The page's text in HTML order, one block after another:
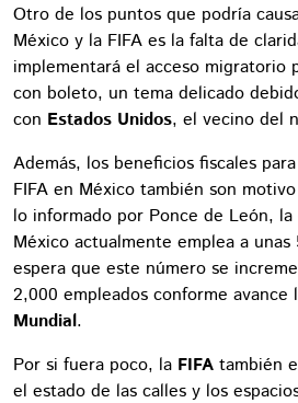
Otro de los puntos que podría
México y la FIFA es la falta de
implementará el acceso migratorio
con boleto, un tema delicado
con Estados Unidos, el vecino del
Además, los beneficios fiscales
FIFA en México también son
lo informado por Ponce de León,
México actualmente emplea a
espera que este número se
2,000 empleados conforme avance
Mundial.
Por si fuera poco, la FIFA también
el estado de las calles y los